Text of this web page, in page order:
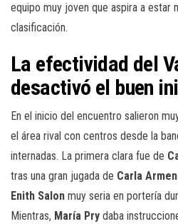
equipo muy joven que aspira a estar
clasificación.
La efectividad del
desactivó el buen
En el inicio del encuentro salieron
el área rival con centros desde la
internadas. La primera clara fue de
tras una gran jugada de Carla
Enith Salon muy seria en portería
Mientras, María Pry daba